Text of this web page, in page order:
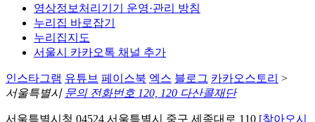
영상정보처리기기 운영·관리 방침
누리집 바로잡기
누리집지도
서울시 카카오톡 채널 추가
인스타그램 유튜브 페이스북 엑스 블로그 카카오스토리 >
서울특별시 문의 전화번호 120, 120 다산콜재단
서울특별시청 04524 서울특별시 중구 세종대로 110 [찾아오시